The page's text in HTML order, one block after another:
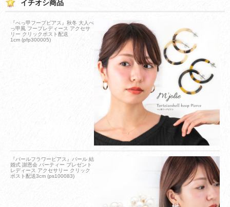
イチオシ商品
『べっ甲フープピアス』秋冬 大人べ
っ甲風 フープレディース アクセサ
リー クリックポスト配送
1cm (pfp300005)
『パールフラワーピアス』パール 結
婚式 謝恩会 パーティー プレゼント
レディース アクセサリー クリック
ポスト配送3cm (ps100083)